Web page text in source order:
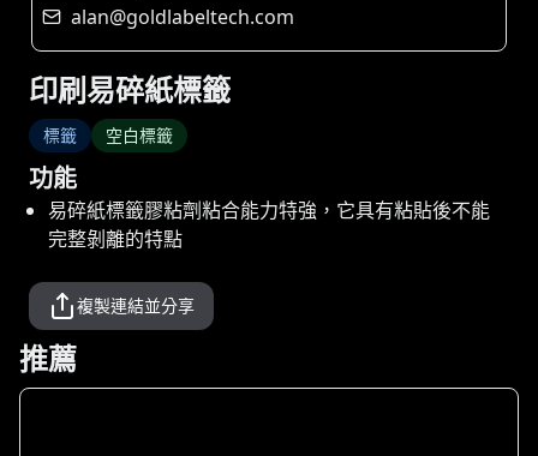
印刷易碎紙標籤
標籤 空白標籤
功能
易碎紙標籤膠粘劑粘合能力特強，它具有粘貼後不能
完整剝離的特點
複製連結並分享
alan@goldlabeltech.com
推薦